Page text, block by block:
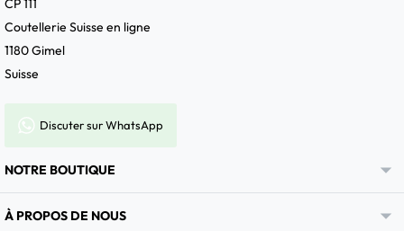
CP 111
Coutellerie Suisse en ligne
1180 Gimel
Suisse
Discuter sur WhatsApp
NOTRE BOUTIQUE 
À PROPOS DE NOUS 